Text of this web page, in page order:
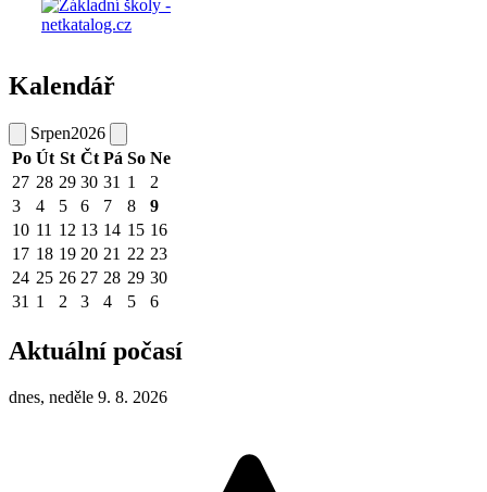
Kalendář
Srpen2026
Po Út St Čt Pá So Ne
27 28 29 30 31 1
2
3
4 5 6 7 8
9
10 11 12 13 14 15 16
17 18 19 20 21 22 23
24 25 26 27 28 29 30
31 1 2 3 4 5 6
Aktuální počasí
dnes, neděle 9. 8. 2026